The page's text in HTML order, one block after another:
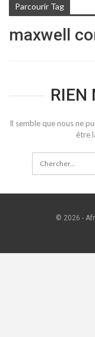
Parcourir Tag
maxwell
RIEN
Il semble que nous ne
être
© 2026 -